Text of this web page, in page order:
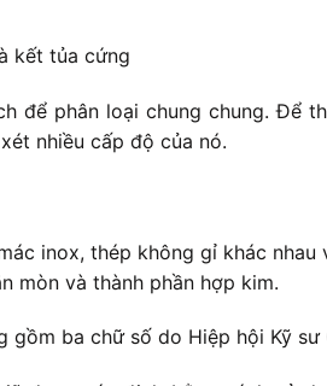
kết tủa cứng
để phân loại chung chung. Để
nhiều cấp độ của nó.
inox, thép không gỉ khác
mòn và thành phần hợp kim.
gồm ba chữ số do Hiệp hội Kỹ sư